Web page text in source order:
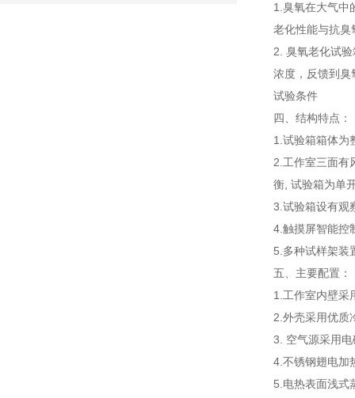
1.臭氧在大气中
老化性能与抗臭
2. 臭氧老化试
浓度，反馈到臭
试验条件
四、结构特点：
1.试验箱箱体为
2.工作室三面有
衡, 试验箱为单
3.试验箱设有观
4.触摸屏智能控
5.多种试样架装
五、 主要配置：
1.工作室内壁采
2.外壳采用优质
3. 空气源采用
4.不锈钢翅电加
5.电热表面浅式